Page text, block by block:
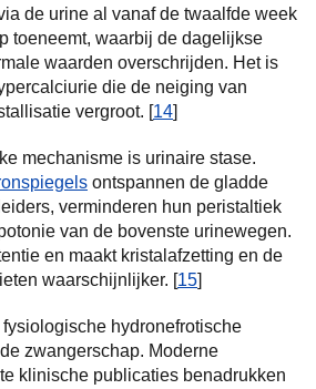
de urine al vanaf de twaalfde week
toeneemt, waarbij de dagelijkse
waarden overschrijden. Het is
die de neiging van
vergroot. [14]
mechanisme is urinaire stase.
ontspannen de gladde
verminderen hun peristaltiek
van de bovenste urinewegen.
en maakt kristalafzetting en de
waarschijnlijker. [15]
hydronefrotische
zwangerschap. Moderne
klinische publicaties benadrukken